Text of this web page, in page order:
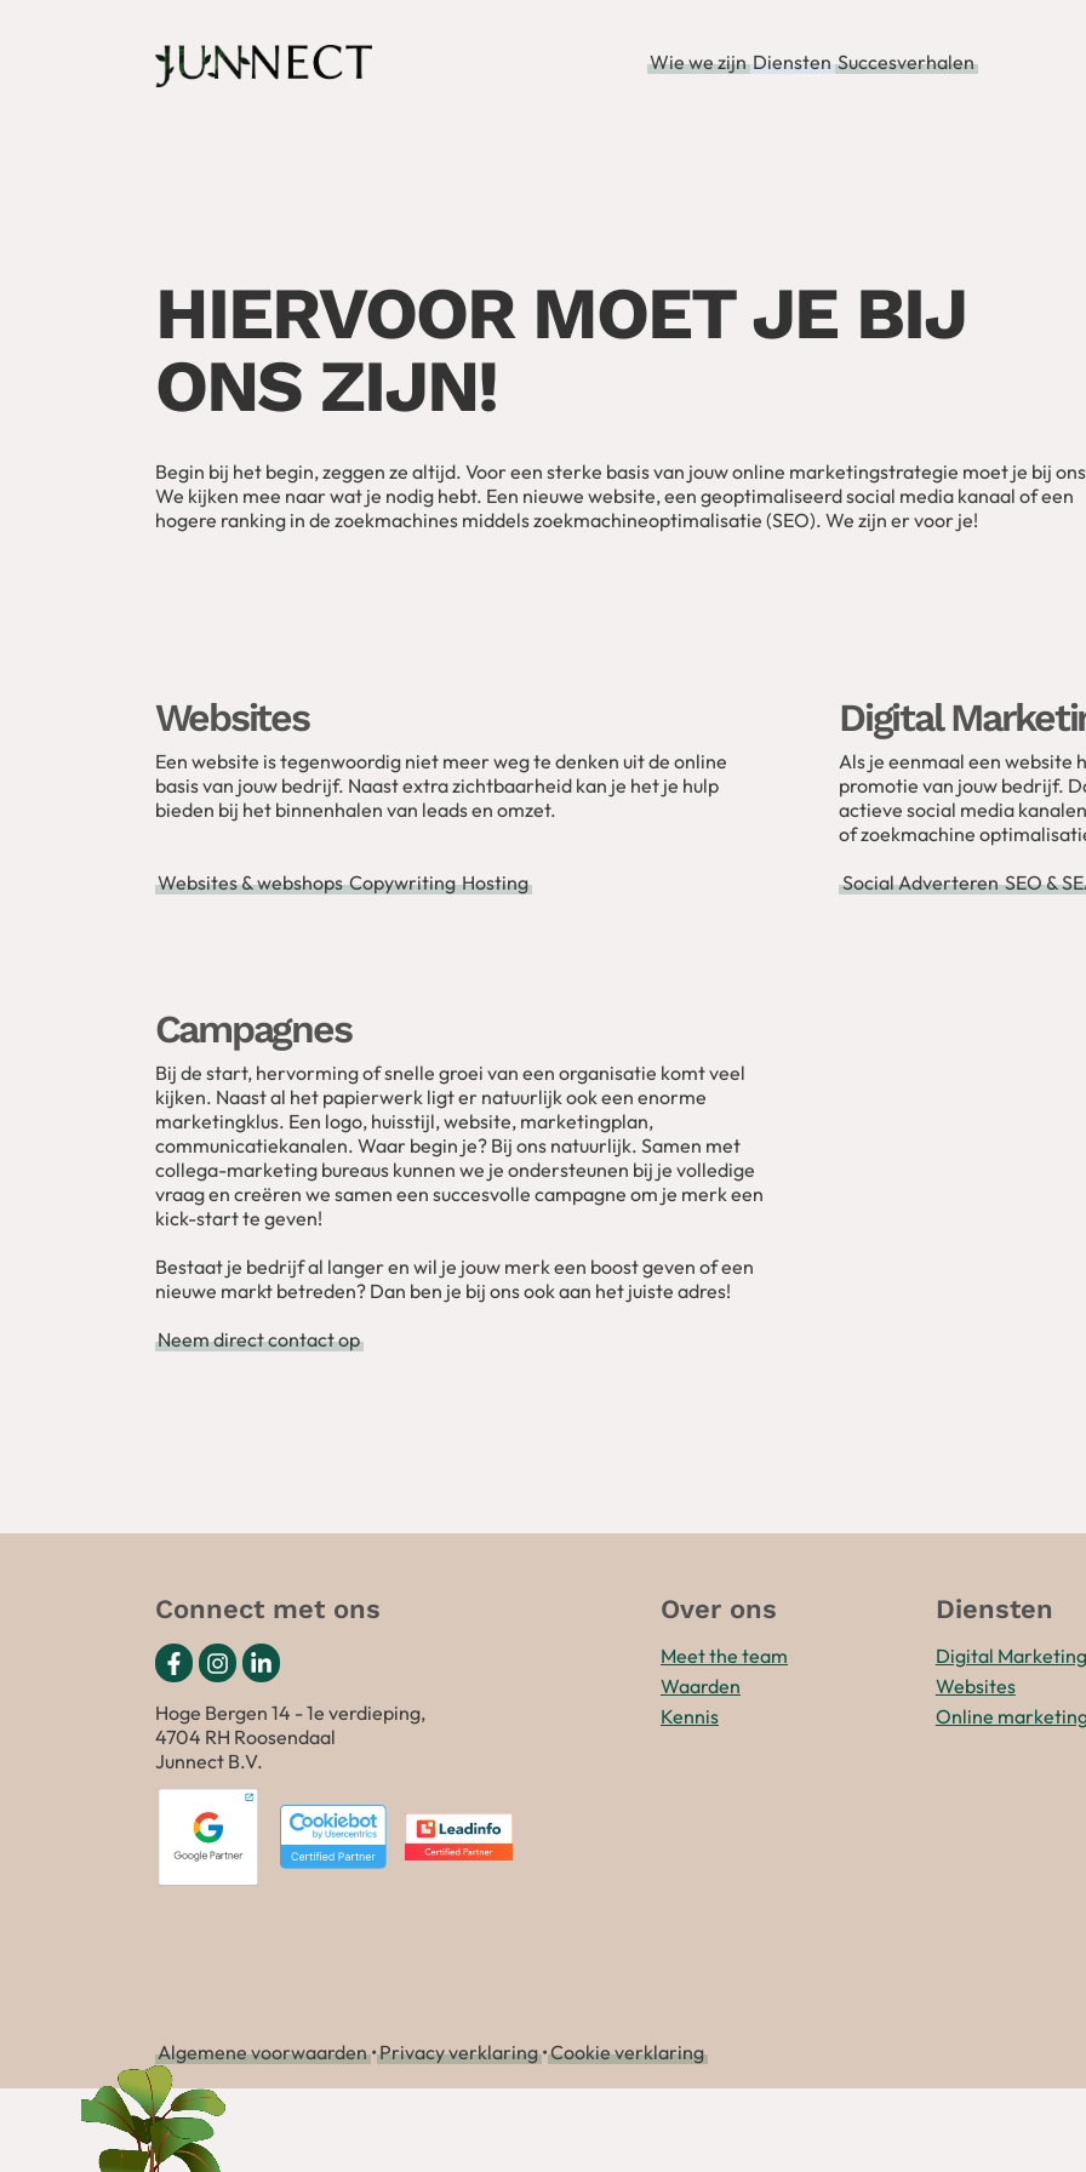
Wie we zijn Diensten Succesverhalen
HIERVOOR MOET JE BIJ
ONS ZIJN!
Begin bij het begin, zeggen ze altijd. Voor een sterke basis van jouw online marketingstrategie moet je bij
We kijken mee naar wat je nodig hebt. Een nieuwe website, een geoptimaliseerd social media kanaal of een
hogere ranking in de zoekmachines middels zoekmachineoptimalisatie (SEO). We zijn er voor je!
Websites
Een website is tegenwoordig niet meer weg te denken uit de online
basis van jouw bedrijf. Naast extra zichtbaarheid kan je het je hulp
bieden bij het binnenhalen van leads en omzet.
Websites & webshops Copywriting Hosting
Digital
Als je eenmaal een website
promotie van jouw bedrijf.
actieve social media
of zoekmachine
Social Adverteren SEO &
Campagnes
Bij de start, hervorming of snelle groei van een organisatie komt veel
kijken. Naast al het papierwerk ligt er natuurlijk ook een enorme
marketingklus. Een logo, huisstijl, website, marketingplan,
communicatiekanalen. Waar begin je? Bij ons natuurlijk. Samen met
collega-marketing bureaus kunnen we je ondersteunen bij je volledige
vraag en creëren we samen een succesvolle campagne om je merk een
kick-start te geven!
Bestaat je bedrijf al langer en wil je jouw merk een boost geven of een
nieuwe markt betreden? Dan ben je bij ons ook aan het juiste adres!
Neem direct contact op
Connect met ons
Hoge Bergen 14 - 1e verdieping,
4704 RH Roosendaal
Junnect B.V.
Over ons
Meet the team
Waarden
Kennis
Diensten
Digital Marketing
Websites
Online
Algemene voorwaarden•Privacy verklaring•Cookie verklaring